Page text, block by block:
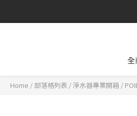
全
Home / 部落格列表 /淨水器專業開箱 /